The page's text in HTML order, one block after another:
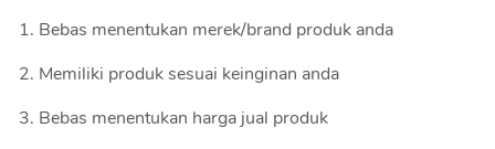
Bebas menentukan merek/brand produk anda
Memiliki produk sesuai keinginan anda
Bebas menentukan harga jual produk